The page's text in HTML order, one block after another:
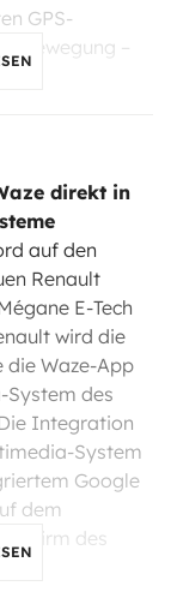
GPS-
–
direkt in
auf den
Renault
E-Tech
wird die
die Waze-App
des
Integration
System
Google
dem
des